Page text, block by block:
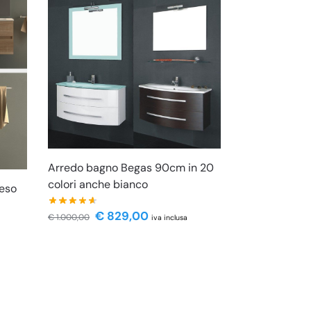
Arredo bagno Begas 90cm in 20
colori anche bianco
€1.000,00 € 829,00 iva inclusa